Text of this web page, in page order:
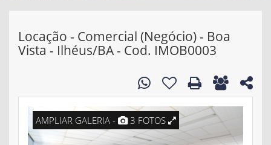
Locação - Comercial (Negócio) - Boa
Vista - Ilhéus/BA - Cod. IMOB0003
AMPLIAR GALERIA - 3 FOTOS